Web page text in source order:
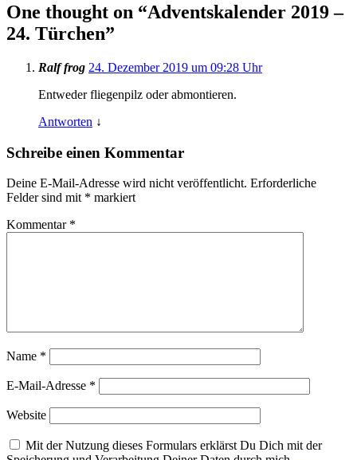
One thought on “Adventskalender 2019 –
24. Türchen”
Ralf frog 24. Dezember 2019 um 09:28 Uhr
Entweder fliegenpilz oder abmontieren.
Antworten ↓
Schreibe einen Kommentar
Deine E-Mail-Adresse wird nicht veröffentlicht. Erforderliche
Felder sind mit * markiert
Kommentar *
Name *
E-Mail-Adresse *
Website
Mit der Nutzung dieses Formulars erklärst Du Dich mit der